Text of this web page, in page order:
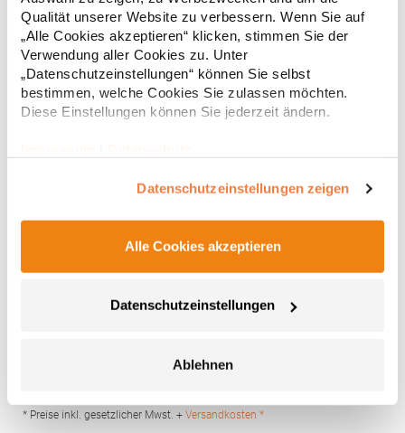
Qualität unserer Website zu verbessern. Wenn Sie auf
„Alle Cookies akzeptieren“ klicken, stimmen Sie der
Verwendung aller Cookies zu. Unter
„Datenschutzeinstellungen“ können Sie selbst
bestimmen, welche Cookies Sie zulassen möchten.
Diese Einstellungen können Sie jederzeit ändern.
Datenschutzeinstellungen zeigen
Alle Cookies akzeptieren
Datenschutzeinstellungen
Ablehnen
Deutschland E-Mail: info@tbint.de
* Preise inkl. gesetzlicher Mwst. +Versandkosten *
E3088 Promodoro Unisex Mütze
Nr.: 3088Hersteller: Promodoro Fashion GmbH Am Gatherhof 57
* Preise inkl. gesetzlicher Mwst. + Versandkosten *